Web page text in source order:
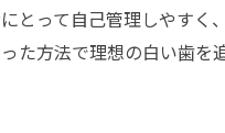
とって自己管理しやすく
た方法で理想の白い歯を